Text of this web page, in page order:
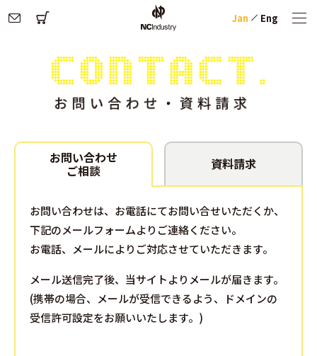
Jan Eng
お問い合わせ
ご相談 資料請求
お問い合わせは、お電話にてお問い合せいただくか、
下記のメールフォームよりご連絡ください。
お電話、メールによりご対応させていただきます。
メール送信完了後、当サイトよりメールが届きます。
(携帯の場合、メールが受信できるよう、ドメインの
受信許可設定をお願いいたします。)